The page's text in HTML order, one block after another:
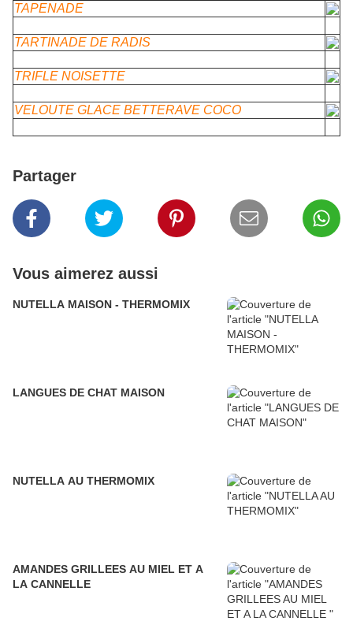
TAPENADE
TARTINADE DE RADIS
TRIFLE NOISETTE
VELOUTE GLACE BETTERAVE COCO
Partager
Vous aimerez aussi
NUTELLA MAISON - THERMOMIX
LANGUES DE CHAT MAISON
NUTELLA AU THERMOMIX
AMANDES GRILLEES AU MIEL ET A
LA CANNELLE